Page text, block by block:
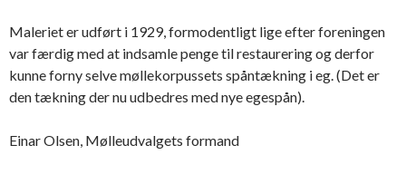
Maleriet er udført i 1929, formodentligt lige efter foreningen
var færdig med at indsamle penge til restaurering og derfor
kunne forny selve møllekorpussets spåntækning i eg. (Det er
den tækning der nu udbedres med nye egespån).
Einar Olsen, Mølleudvalgets formand